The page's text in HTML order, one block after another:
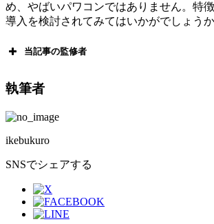
め、やばいパワコンではありません。特
導入を検討されてみてはいかがでしょうか
当記事の監修者
SOLSEL Unit マネージャー
・太陽光発電所の売買契約およびコンプライアン
【経歴】
2022年にSOLSELへ参画。
執筆者
ikebukuro
SNSでシェアする